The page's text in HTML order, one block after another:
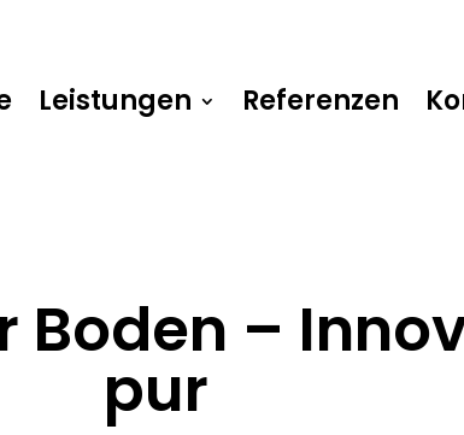
Leistungen Referenzen
Boden –
pur